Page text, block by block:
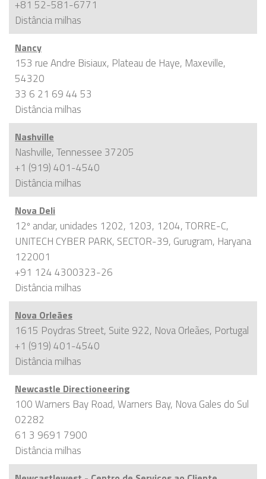
+81 52-581-6771
Distânciamilhas
Nancy
153 rue Andre Bisiaux, Plateau de Haye, Maxeville,
54320
33 6 21 69 44 53
Distânciamilhas
Nashville
Nashville, Tennessee 37205
+1 (919) 401-4540
Distânciamilhas
Nova Deli
12º andar, unidades 1202, 1203, 1204, TORRE-C,
UNITECH CYBER PARK, SECTOR-39, Gurugram, Haryana
122001
+91 124 4300323-26
Distânciamilhas
Nova Orleães
1615 Poydras Street, Suite 922, Nova Orleães, Portugal
+1 (919) 401-4540
Distânciamilhas
Newcastle Directioneering
100 Warners Bay Road, Warners Bay, Nova Gales do Sul
02282
61 3 9691 7900
Distânciamilhas